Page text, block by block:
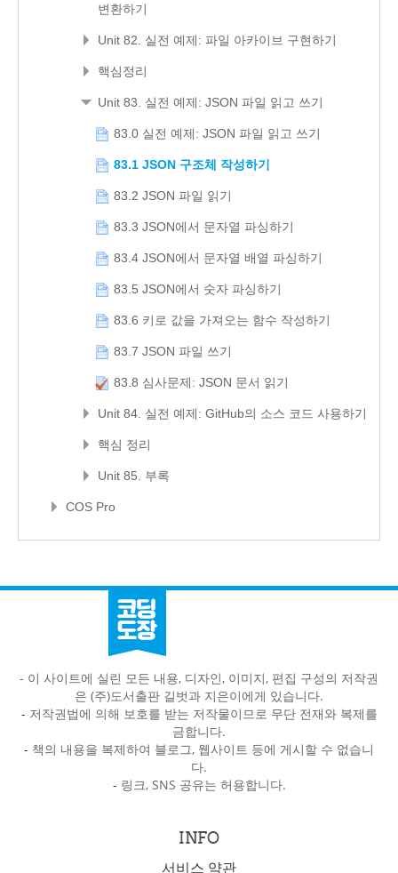
변환하기
Unit 82. 실전 예제: 파일 아카이브 구현하기
핵심정리
Unit 83. 실전 예제: JSON 파일 읽고 쓰기
83.0 실전 예제: JSON 파일 읽고 쓰기
83.1 JSON 구조체 작성하기
83.2 JSON 파일 읽기
83.3 JSON에서 문자열 파싱하기
83.4 JSON에서 문자열 배열 파싱하기
83.5 JSON에서 숫자 파싱하기
83.6 키로 값을 가져오는 함수 작성하기
83.7 JSON 파일 쓰기
83.8 심사문제: JSON 문서 읽기
Unit 84. 실전 예제: GitHub의 소스 코드 사용하기
핵심 정리
Unit 85. 부록
COS Pro
- 이 사이트에 실린 모든 내용, 디자인, 이미지, 편집 구성의 저작권
은 (주)도서출판 길벗과 지은이에게 있습니다.
- 저작권법에 의해 보호를 받는 저작물이므로 무단 전재와 복제를
금합니다.
- 책의 내용을 복제하여 블로그, 웹사이트 등에 게시할 수 없습니
다.
- 링크, SNS 공유는 허용합니다.
INFO
서비스 약관